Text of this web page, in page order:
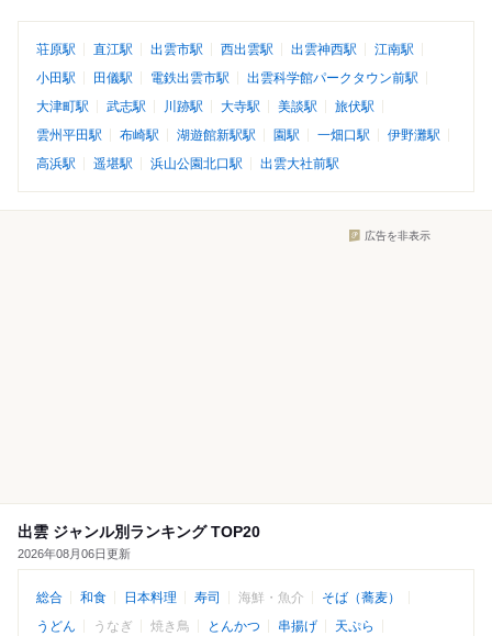
荘原駅 直江駅 出雲市駅 西出雲駅 出雲神西駅
江南駅
小田駅
田儀駅 電鉄出雲市駅
出雲科学館パークタウン前駅
大津町駅
武志駅 川跡駅 大寺駅 美談駅
旅伏駅
雲州平田駅
布崎駅 湖遊館新駅駅 園駅 一畑口駅
伊野灘駅
高浜駅
遥堪駅 浜山公園北口駅 出雲大社前駅
広告を非表示
出雲 ジャンル別ランキング TOP20
2026年08月06日更新
総合 和食 日本料理 寿司 海鮮・魚介
そば（蕎麦）
うどん
うなぎ 焼き鳥 とんかつ 串揚げ
天ぷら